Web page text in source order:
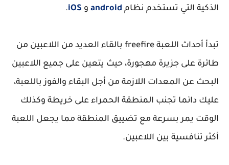
الذكية التي تستخدم نظام android و iOS
.
تبدأ أحداث اللعبة freefire بالقاء العديد من اللاعبين من
طائرة على جزيرة مهجورة، حيث يتعين على جميع اللاعبين
البحث عن المعدات اللازمة من أجل البقاء والفوز باللعبة،
عليك دائما تجنب المنطقة الحمراء على خريطة وكذلك
الوقت يمر بسرعة مع تضييق المنطقة مما يجعل اللعبة
أكثر تنافسية بين اللاعبين.